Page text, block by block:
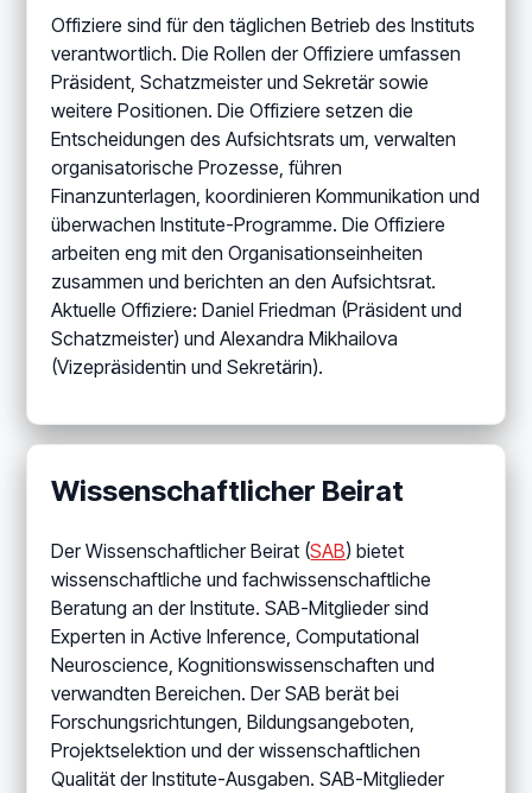
Offiziere sind für den täglichen Betrieb des Instituts
verantwortlich. Die Rollen der Offiziere umfassen
Präsident, Schatzmeister und Sekretär sowie
weitere Positionen. Die Offiziere setzen die
Entscheidungen des Aufsichtsrats um, verwalten
organisatorische Prozesse, führen
Finanzunterlagen, koordinieren Kommunikation und
überwachen Institute-Programme. Die Offiziere
arbeiten eng mit den Organisationseinheiten
zusammen und berichten an den Aufsichtsrat.
Aktuelle Offiziere: Daniel Friedman (Präsident und
Schatzmeister) und Alexandra Mikhailova
(Vizepräsidentin und Sekretärin).
Wissenschaftlicher Beirat
Der Wissenschaftlicher Beirat (SAB) bietet
wissenschaftliche und fachwissenschaftliche
Beratung an der Institute. SAB-Mitglieder sind
Experten in Active Inference, Computational
Neuroscience, Kognitionswissenschaften und
verwandten Bereichen. Der SAB berät bei
Forschungsrichtungen, Bildungsangeboten,
Projektselektion und der wissenschaftlichen
Qualität der Institute-Ausgaben. SAB-Mitglieder